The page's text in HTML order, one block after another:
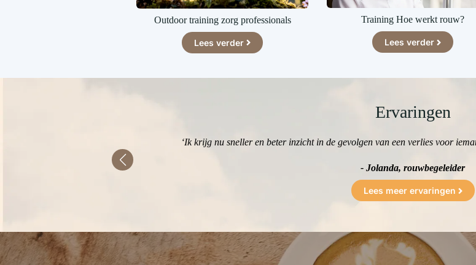
Outdoor training zorg professionals
Lees verder
Training Hoe werkt rouw?
Lees verder
Ervaringen
‘Ik krijg nu sneller en beter inzicht in de gevolgen van een verlies voor
- Jolanda, rouwbegeleider
Lees meer ervaringen